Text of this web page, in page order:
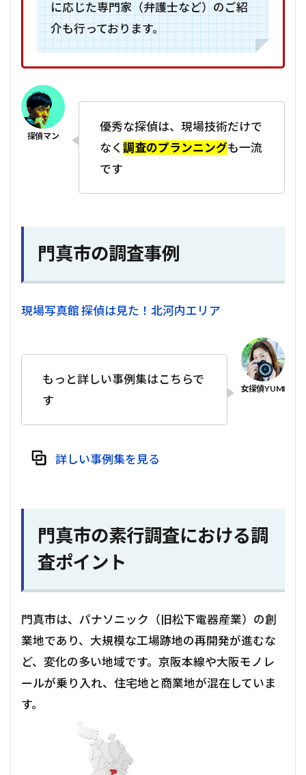
に応じた専門家（弁護士など）のご紹
介も行っております。
優秀な探偵は、現場技術だけで
なく調査のプランニングも一流
です
門真市の調査事例
現場写真館 探偵は見た！北河内エリア
もっと詳しい事例集はこちらで
す
詳しい事例集を見る
門真市の素行調査における調
査ポイント
門真市は、パナソニック（旧松下電器産業）の創
業地であり、大規模な工場跡地の再開発が進むな
ど、変化の多い地域です。京阪本線や大阪モノレ
ールが乗り入れ、住宅地と商業地が混在していま
す。